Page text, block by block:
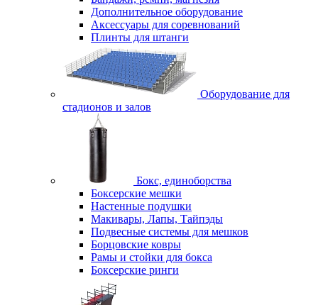
Дополнительное оборудование
Аксессуары для соревнований
Плинты для штанги
Оборудование для
стадионов и залов
Бокс, единоборства
Боксерские мешки
Настенные подушки
Макивары, Лапы, Тайпэды
Подвесные системы для мешков
Борцовские ковры
Рамы и стойки для бокса
Боксерские ринги